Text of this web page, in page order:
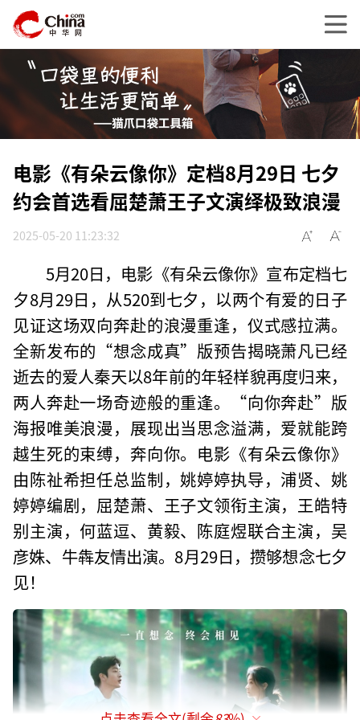
电影《有朵云像你》定档8月29日 七夕
约会首选看屈楚萧王子文演绎极致浪漫
2025-05-20 11:23:32
5月20日，电影《有朵云像你》宣布定档七
夕8月29日，从520到七夕，以两个有爱的日子
见证这场双向奔赴的浪漫重逢，仪式感拉满。
全新发布的“想念成真”版预告揭晓萧凡已经
逝去的爱人秦天以8年前的年轻样貌再度归来，
两人奔赴一场奇迹般的重逢。“向你奔赴”版
海报唯美浪漫，展现出当思念溢满，爱就能跨
越生死的束缚，奔向你。电影《有朵云像你》
由陈祉希担任总监制，姚婷婷执导，浦贤、姚
婷婷编剧，屈楚萧、王子文领衔主演，王皓特
别主演，何蓝逗、黄毅、陈庭煜联合主演，吴
彦姝、牛犇友情出演。8月29日，攒够想念七夕
见！